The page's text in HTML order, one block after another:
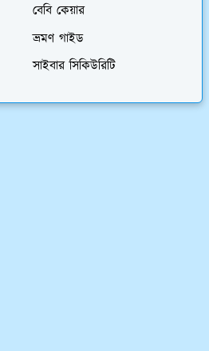
বেবি কেয়ার
ভ্রমণ গাইড
সাইবার সিকিউরিটি